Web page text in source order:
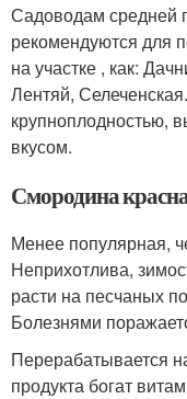
Садоводам средней
рекомендуются для
на участке , как:
Лентяй,
крупноплодностью,
вкусом.
Смородина
Менее популярная,
Неприхотлива,
расти на песчаных
Болезнями
Перерабатывается
продукта богат